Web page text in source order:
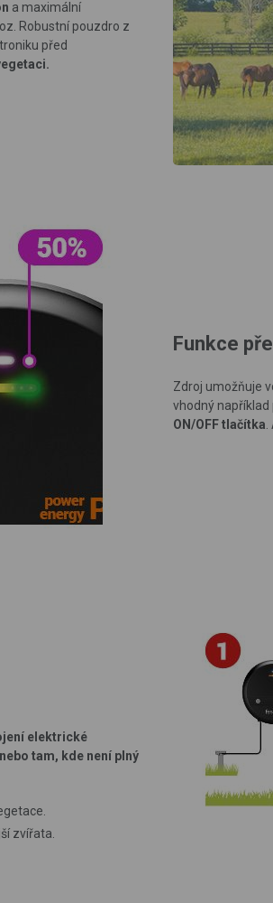
a maximální
Robustní pouzdro z
před
Funkce
Zdroj umožňuje
vhodný například
ON/OFF tlačítka
elektrické
tam, kde není plný
zvířata.